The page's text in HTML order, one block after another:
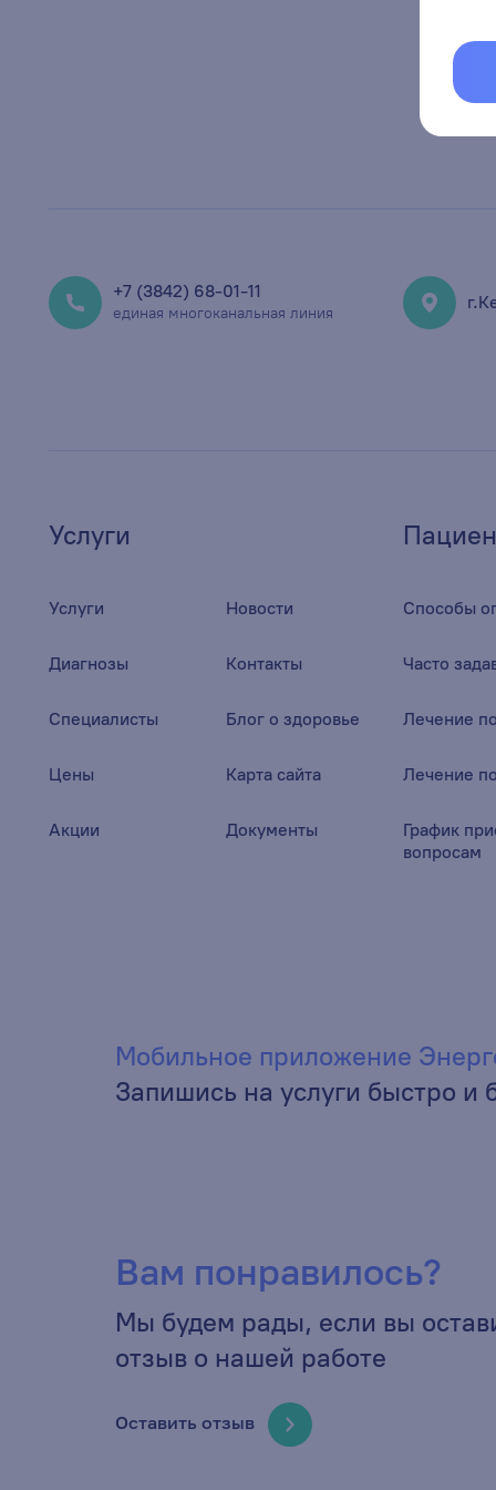
+7 (3842) 68-01-11
единая многоканальная линия
Услуги
Услуги
Диагнозы
Специалисты
Цены
Акции
Новости
Контакты
Блог о здоровье
Карта сайта
Документы
Способы
Часто
Лечение
Лечение
График
вопросам
Мобильное приложение
Запишись на услуги быстро и
Вам понравилось?
Мы будем рады, если вы
отзыв о нашей работе
Оставить отзыв